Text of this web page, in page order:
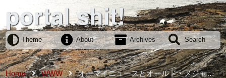
portal shit!
Theme About Archives Search
Home WWW
オーマイニュースとオールド・メジャー